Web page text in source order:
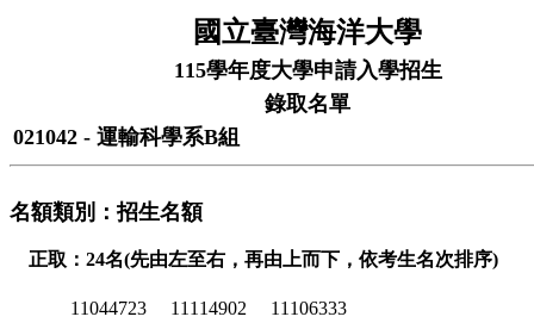
國立臺灣海洋大學
115學年度大學申請入學招生
錄取名單
021042 - 運輸科學系B組
名額類別：招生名額
正取：24名(先由左至右，再由上而下，依考生名次排序)
11044723 11114902
11106333